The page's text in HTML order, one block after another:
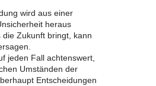
wird aus einer
heraus
die Zukunft bringt, kann
jeden Fall achtenswert,
Umständen der
Entscheidungen